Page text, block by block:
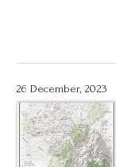
26 December, 2023